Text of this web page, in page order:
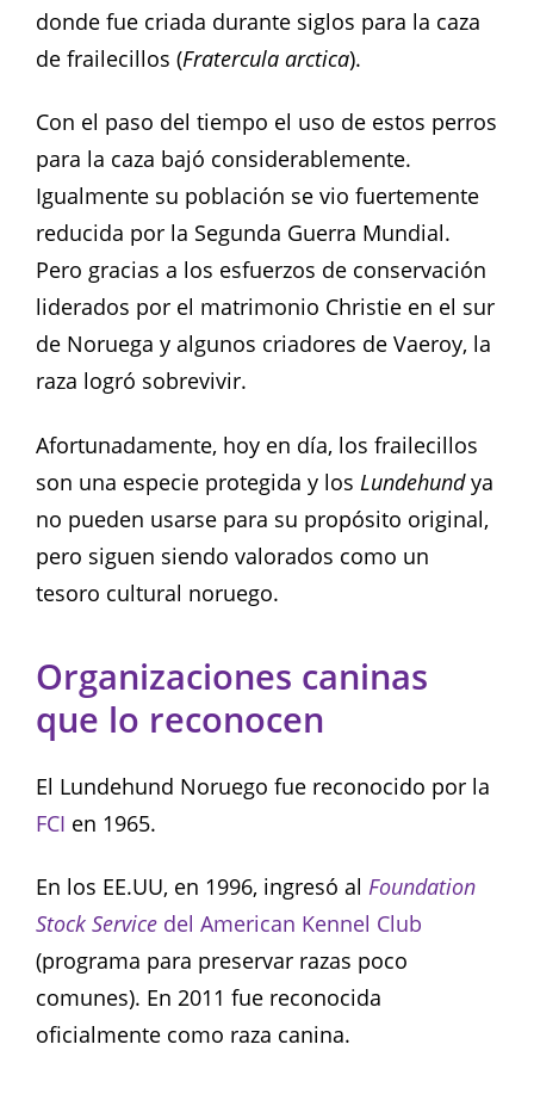
donde fue criada durante siglos para la caza
de frailecillos (Fratercula arctica).
Con el paso del tiempo el uso de estos perros
para la caza bajó considerablemente.
Igualmente su población se vio fuertemente
reducida por la Segunda Guerra Mundial.
Pero gracias a los esfuerzos de conservación
liderados por el matrimonio Christie en el sur
de Noruega y algunos criadores de Vaeroy, la
raza logró sobrevivir.
Afortunadamente, hoy en día, los frailecillos
son una especie protegida y los Lundehundya
no pueden usarse para su propósito original,
pero siguen siendo valorados como un
tesoro cultural noruego.
Organizaciones caninas
que lo reconocen
El Lundehund Noruego fue reconocido por la
FCI en 1965.
En los EE.UU, en 1996, ingresó al Foundation
Stock Service del American Kennel Club
(programa para preservar razas poco
comunes). En 2011 fue reconocida
oficialmente como raza canina.